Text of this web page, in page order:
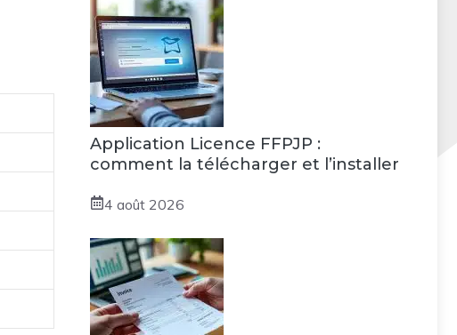
Application Licence FFPJP :
comment la télécharger et l’installer
4 août 2026